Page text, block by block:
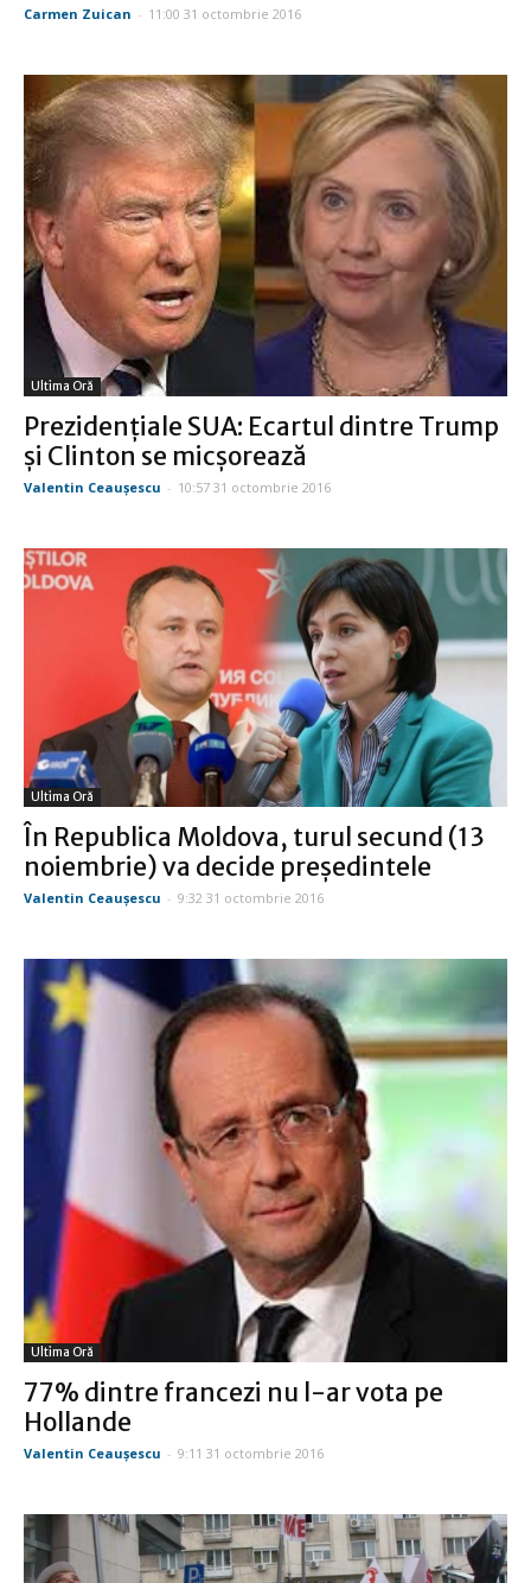
Carmen Zuican - 11:00 31 octombrie 2016
Ultima Oră
Prezidenţiale SUA: Ecartul dintre Trump
şi Clinton se micşorează
Valentin Ceauşescu - 10:57 31 octombrie 2016
Ultima Oră
În Republica Moldova, turul secund (13
noiembrie) va decide preşedintele
Valentin Ceauşescu - 9:32 31 octombrie 2016
Ultima Oră
77% dintre francezi nu l-ar vota pe
Hollande
Valentin Ceauşescu - 9:11 31 octombrie 2016